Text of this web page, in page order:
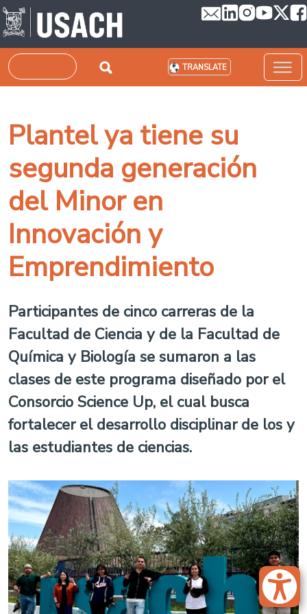
Skip to main content
Search TRANSLATE
Plantel ya tiene su
segunda generación
del Minor en
Innovación y
Emprendimiento
Participantes de cinco carreras de la
Facultad de Ciencia y de la Facultad de
Química y Biología se sumaron a las
clases de este programa diseñado por el
Consorcio Science Up, el cual busca
fortalecer el desarrollo disciplinar de los y
las estudiantes de ciencias.